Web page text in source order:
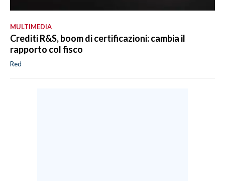
MULTIMEDIA
Crediti R&S, boom di certificazioni: cambia il
rapporto col fisco
Red